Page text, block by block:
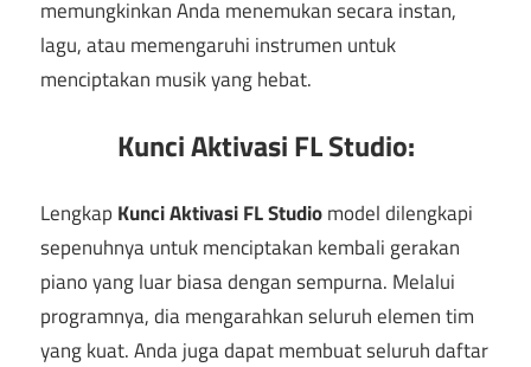
memungkinkan Anda menemukan secara instan,
lagu, atau memengaruhi instrumen untuk
menciptakan musik yang hebat.
Kunci Aktivasi FL Studio:
Lengkap Kunci Aktivasi FL Studiomodel dilengkapi
sepenuhnya untuk menciptakan kembali gerakan
piano yang luar biasa dengan sempurna. Melalui
programnya, dia mengarahkan seluruh elemen tim
yang kuat. Anda juga dapat membuat seluruh daftar